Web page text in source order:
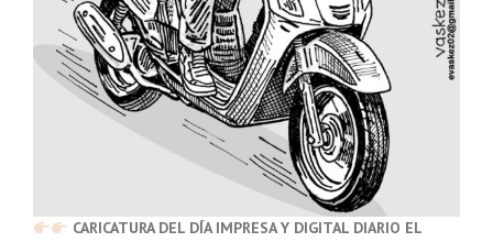
CARICATURA DEL DÍA IMPRESA Y DIGITAL DIARIO EL